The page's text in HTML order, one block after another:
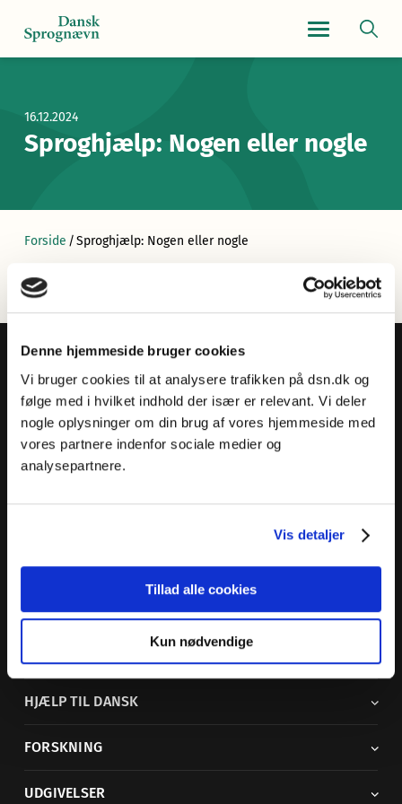
Denne hjemmeside bruger cookies
Vi bruger cookies til at analysere trafikken på dsn.dk og
følge med i hvilket indhold der især er relevant. Vi deler
nogle oplysninger om din brug af vores hjemmeside med
vores partnere indenfor sociale medier og
analysepartnere.
Vis detaljer
Tillad alle cookies
Kun nødvendige
16.12.2024
Sproghjælp: Nogen eller nogle
Forside /Sproghjælp: Nogen eller nogle
Dansk Sprognævn
Adelgade 119 B
5400 Bogense
adm@dsn.dk
HJÆLP TIL DANSK
FORSKNING
UDGIVELSER